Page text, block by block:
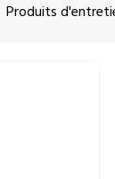
Produits